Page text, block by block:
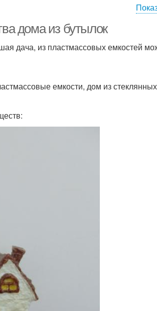
дома из бутылок
дача, из пластмассовых емкостей
емкости, дом из